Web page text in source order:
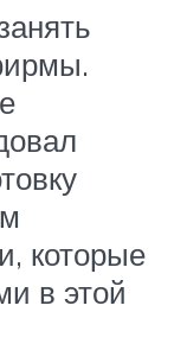
которые
в этой